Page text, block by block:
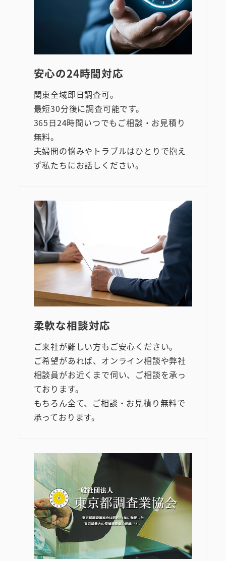
安心の24時間対応
関東全域即日調査可。
最短30分後に調査可能です。
365日24時間いつでもご相談・お見積り
無料。
夫婦間の悩みやトラブルはひとりで抱え
ず私たちにお話しください。
柔軟な相談対応
ご来社が難しい方もご安心ください。
ご希望があれば、オンライン相談や弊社
相談員がお近くまで伺い、ご相談を承っ
ております。
もちろん全て、ご相談・お見積り無料で
承っております。